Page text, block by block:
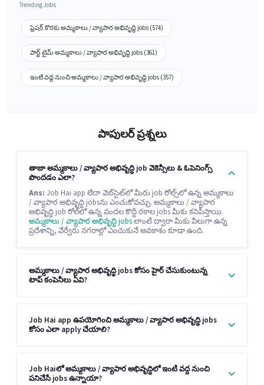
Trending Jobs
ఫ్రెషర్ కొరకు అమ్మకాలు / వ్యాపార అభివృద్ధి jobs (574)
పార్ట్ టైమ్ అమ్మకాలు / వ్యాపార అభివృద్ధి jobs (361)
ఇంటి వద్ద నుంచి అమ్మకాలు / వ్యాపార అభివృద్ధి jobs (357)
పాపులర్ ప్రశ్నలు
తాజా అమ్మకాలు / వ్యాపార అభివృద్ధి job వెకెన్సీలు & ఓపెనింగ్స్
పొందడం ఎలా?
Ans: Job Hai app లేదా వెబ్‌సైట్‌లో మీరు job రోల్స్‌లో ఉన్న అమ్మకాలు
/ వ్యాపార అభివృద్ధి jobsను ఎంచుకోవచ్చు. అమ్మకాలు / వ్యాపార
అభివృద్ధి job రోల్‌లో ఉన్న వందల కొద్దీ రకాల jobs మీకు కనిపిస్తాయి.
అమ్మకాలు / వ్యాపార అభివృద్ధి jobsలాంటి ద్వారా మీకు వీలుగా ఉన్న
ప్రదేశాన్ని, వేర్వేరు నగరాల్లో ఎంచుకునే అవకాశం కూడా ఉంది.
అమ్మకాలు / వ్యాపార అభివృద్ధి jobs కోసం హైర్ చేసుకుంటున్న
టాప్ కంపెనీలు ఏవి?
Job Hai app ఉపయోగించి అమ్మకాలు / వ్యాపార అభివృద్ధి jobs
కోసం ఎలా apply చేయాలి?
Job Haiలో అమ్మకాలు / వ్యాపార అభివృద్ధిలో ఇంటి వద్ద నుంచి
పనిచేసే jobs ఉన్నాయా?